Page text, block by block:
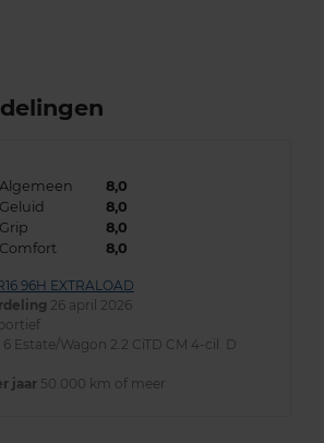
Algemeen
8,0
Geluid
8,0
Grip
8,0
Comfort
8,0
96H EXTRALOAD
26 april 2026
6 Estate/Wagon 2.2 CiTD CM 4-cil. D
jaar 50.000 km of meer